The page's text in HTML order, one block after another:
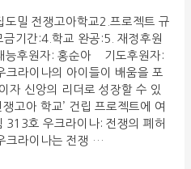
도밀 전쟁고아학교2.프로젝트 규
기간:4.학교 완공:5. 재정후원
후원자: 홍순아 기도후원자:
크라이나의 아이들이 배움을 포
자 신앙의 리더로 성장할 수 있
고아 학교’ 건립 프로젝트에 여
313호 우크라이나: 전쟁의 폐허
크라이나는 전쟁 …